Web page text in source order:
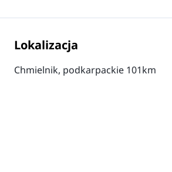
Lokalizacja
Chmielnik, podkarpackie 101km